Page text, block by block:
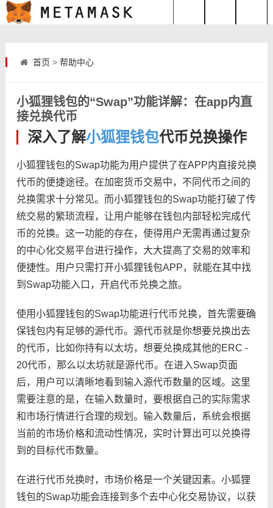
首页 > 帮助中心
小狐狸钱包的“Swap”功能详解：在app内直
接兑换代币
深入了解小狐狸钱包代币兑换操作
小狐狸钱包的Swap功能为用户提供了在APP内直接兑换
代币的便捷途径。在加密货币交易中，不同代币之间的
兑换需求十分常见。而小狐狸钱包的Swap功能打破了传
统交易的繁琐流程，让用户能够在钱包内部轻松完成代
币的兑换。这一功能的存在，使得用户无需再通过复杂
的中心化交易平台进行操作，大大提高了交易的效率和
便捷性。用户只需打开小狐狸钱包APP，就能在其中找
到Swap功能入口，开启代币兑换之旅。
使用小狐狸钱包的Swap功能进行代币兑换，首先需要确
保钱包内有足够的源代币。源代币就是你想要兑换出去
的代币，比如你持有以太坊，想要兑换成其他的ERC -
20代币，那么以太坊就是源代币。在进入Swap页面
后，用户可以清晰地看到输入源代币数量的区域。这里
需要注意的是，在输入数量时，要根据自己的实际需求
和市场行情进行合理的规划。输入数量后，系统会根据
当前的市场价格和流动性情况，实时计算出可以兑换得
到的目标代币数量。
在进行代币兑换时，市场价格是一个关键因素。小狐狸
钱包的Swap功能会连接到多个去中心化交易协议，以获